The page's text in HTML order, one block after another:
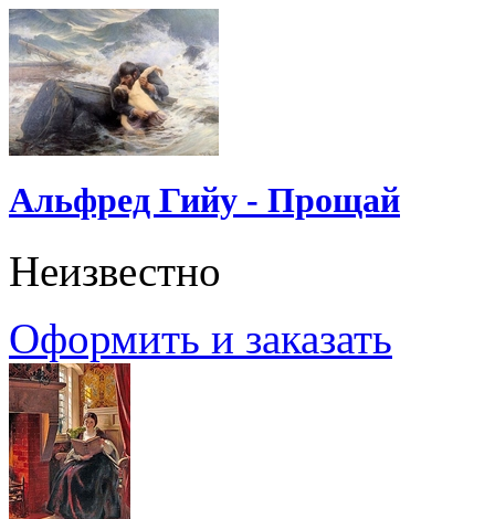
Альфред Гийу - Прощай
Неизвестно
Оформить и заказать